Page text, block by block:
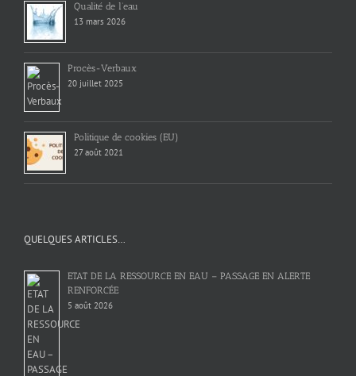
Qualité de l’eau
13 mars 2026
Procès-Verbaux
20 juillet 2025
Politique de cookies (EU)
27 août 2021
QUELQUES ARTICLES…
ETAT DE LA RESSOURCE EN EAU – PASSAGE EN ALERTE
RENFORCÉE
5 août 2026